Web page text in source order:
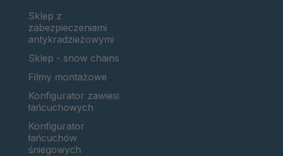
Sklep z
zabezpieczeniami
antykradzieżowymi
Sklep - snow chains
Filmy montażowe
Konfigurator zawiesi
łańcuchowych
Konfigurator
łańcuchów
śniegowych